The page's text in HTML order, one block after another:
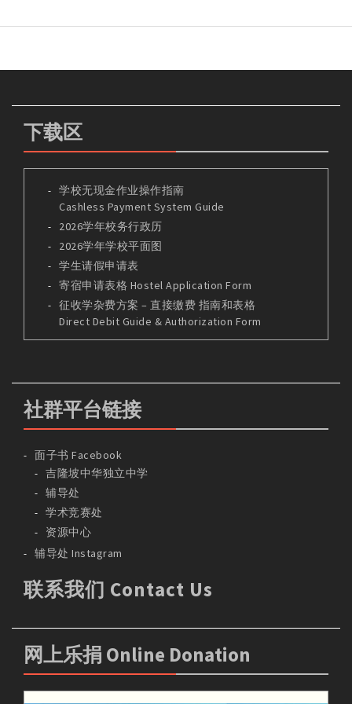
下载区
学校无现金作业操作指南
Cashless Payment System Guide
2026学年校务行政历
2026学年学校平面图
学生请假申请表
寄宿申请表格 Hostel Application Form
征收学杂费方案 – 直接缴费 指南和表格
Direct Debit Guide & Authorization Form
社群平台链接
面子书 Facebook
吉隆坡中华独立中学
辅导处
学术竞赛处
资源中心
辅导处 Instagram
联系我们 Contact Us
网上乐捐 Online Donation